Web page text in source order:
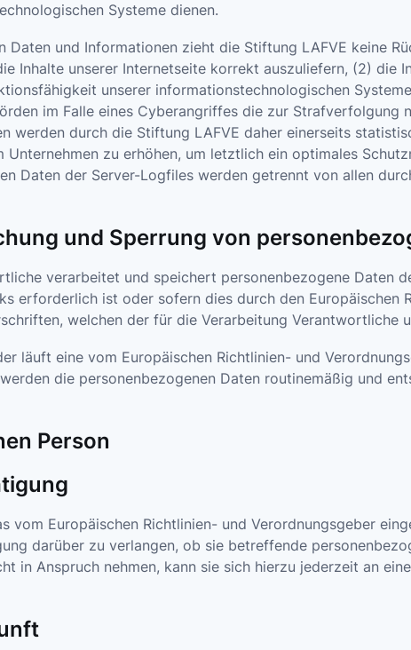
Systeme dienen.
Daten und Informationen zieht die Stiftung LAFVE keine
Inhalte unserer Internetseite korrekt auszuliefern, (2) die
unserer informationstechnologischen
im Falle eines Cyberangriffes die zur Strafverfolgung
werden durch die Stiftung LAFVE daher einerseits
Unternehmen zu erhöhen, um letztlich ein optimales
Daten der Server-Logfiles werden getrennt von allen
und Sperrung von
verarbeitet und speichert personenbezogene Daten
erforderlich ist oder sofern dies durch den Europäischen
welchen der für die Verarbeitung Verantwortliche
läuft eine vom Europäischen Richtlinien- und
die personenbezogenen Daten routinemäßig und
Person
vom Europäischen Richtlinien- und Verordnungsgeber
darüber zu verlangen, ob sie betreffende
in Anspruch nehmen, kann sie sich hierzu jederzeit an